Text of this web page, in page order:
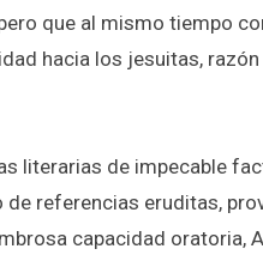
que al mismo tiempo
hacia los jesuitas,
literarias de impecable
referencias eruditas,
capacidad oratoria,